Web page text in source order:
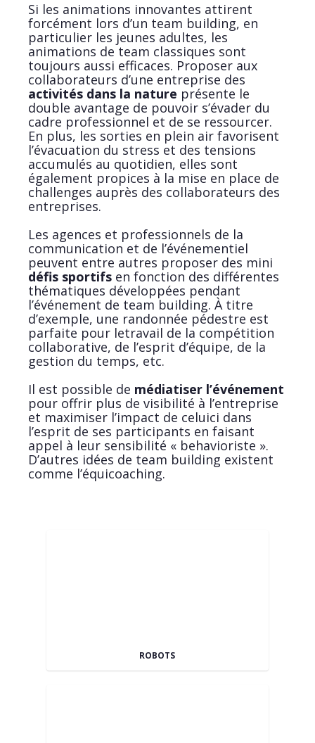
Si les animations innovantes attirent
forcément lors d’un team building, en
particulier les jeunes adultes, les
animations de team classiques sont
toujours aussi efficaces. Proposer aux
collaborateurs d’une entreprise des
activités dans la nature présente le
double avantage de pouvoir s’évader du
cadre professionnel et de se ressourcer.
En plus, les sorties en plein air favorisent
l’évacuation du stress et des tensions
accumulés au quotidien, elles sont
également propices à la mise en place de
challenges auprès des collaborateurs des
entreprises.
Les agences et professionnels de la
communication et de l’événementiel
peuvent entre autres proposer des mini
défis sportifs en fonction des différentes
thématiques développées pendant
l’événement de team building. À titre
d’exemple, une randonnée pédestre est
parfaite pour letravail de la compétition
collaborative, de l’esprit d’équipe, de la
gestion du temps, etc.
Il est possible de médiatiser l’événement
pour offrir plus de visibilité à l’entreprise
et maximiser l’impact de celui­ci dans
l’esprit de ses participants en faisant
appel à leur sensibilité « behavioriste ».
D’autres idées de team building existent
comme l’équi­coaching.
ROBOTS